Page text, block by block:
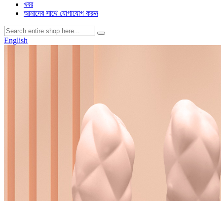
খবর
আমাদের সাথে যোগাযোগ করুন
English